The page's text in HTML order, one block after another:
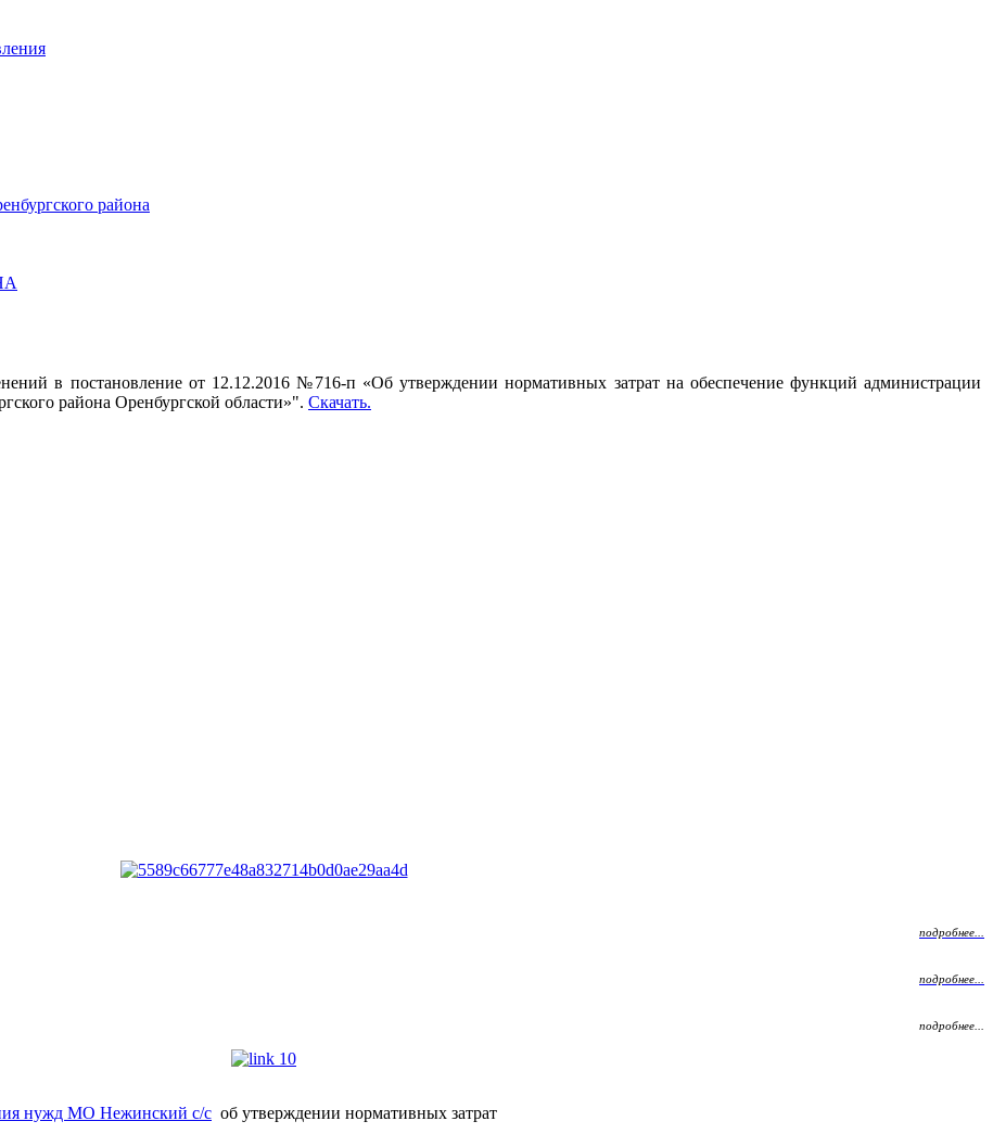
района
в постановление от 12.12.2016 №716-п «Об утверждении нормативных затрат на обеспечение функций администрации
района Оренбургской области»". Скачать.
подробнее...
подробнее...
подробнее...
нужд МО Нежинский с/с об утверждении нормативных затрат